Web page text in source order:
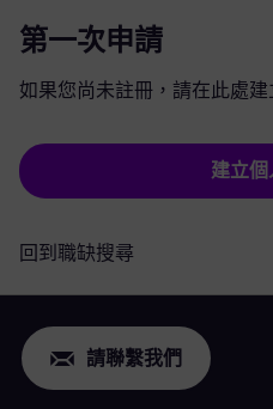
第一次申請
如果您尚未註冊，請在此處建
建立
回到職缺搜尋
請聯繫我們